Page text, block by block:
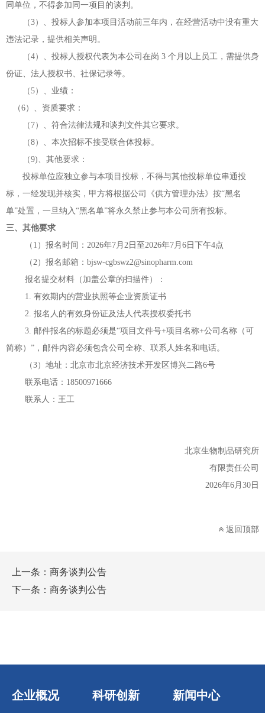
同单位，不得参加同一项目的谈判。
（3）、投标人参加本项目活动前三年内，在经营活动中没有重大
违法记录，提供相关声明。
（4）、投标人授权代表为本公司在岗 3 个月以上员工，需提供身
份证、法人授权书、社保记录等。
（5）、业绩：
（6）、资质要求：
（ 7）、符合法律法规和谈判文件其它要求。
（8）、本次招标不接受联合体投标。
（9)、其他要求：
投标单位应独立参与本项目投标，不得与其他投标单位串通投
标，一经发现并核实，甲方将根据公司《供方管理办法》按“黑名
单”处置，一旦纳入“黑名单”将永久禁止参与本公司所有投标。
三、其他要求
（ 1）报名时间：2026年7月2 日至2026年7月6日下午4点
（2）报名邮箱： bjsw-cgbswz2@sinopharm.com
报名提交材料（加盖公章的扫描件）：
1. 有效期内的营业执照等企业资质证书
2. 报名人的有效身份证及法人代表授权委托书
3. 邮件报名的标题必须是“项目文件号+项目名称+公司名称（可
简称）”，邮件内容必须包含公司全称、联系人姓名和电话。
（3）地址：北京市北京经济技术开发区博兴二路6号
联系电话：18500971666
联系人：王工
北京生物制品研究所
有限责任公司
2026年6月 30 日
返回顶部
上一条： 商务谈判公告
下一条： 商务谈判公告
企业概况 科研创新 新闻中心